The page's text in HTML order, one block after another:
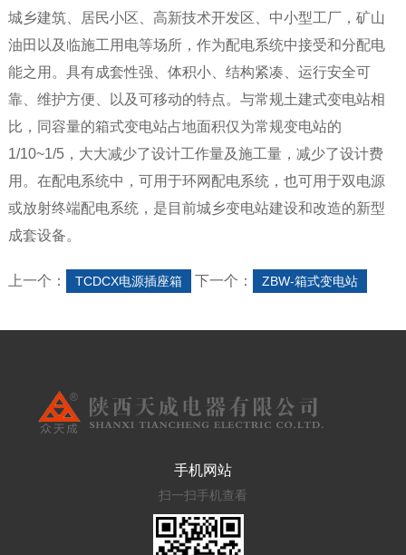
城乡建筑、居民小区、高新技术开发区、中小型工厂，矿山
油田以及临施工用电等场所，作为配电系统中接受和分配电
能之用。具有成套性强、体积小、结构紧凑、运行安全可
靠、维护方便、以及可移动的特点。与常规土建式变电站相
比，同容量的箱式变电站占地面积仅为常规变电站的
1/10~1/5，大大减少了设计工作量及施工量，减少了设计费
用。在配电系统中，可用于环网配电系统，也可用于双电源
或放射终端配电系统，是目前城乡变电站建设和改造的新型
成套设备。
上一个： TCDCX电源插座箱 下一个： ZBW-箱式变电站
手机网站
扫一扫手机查看